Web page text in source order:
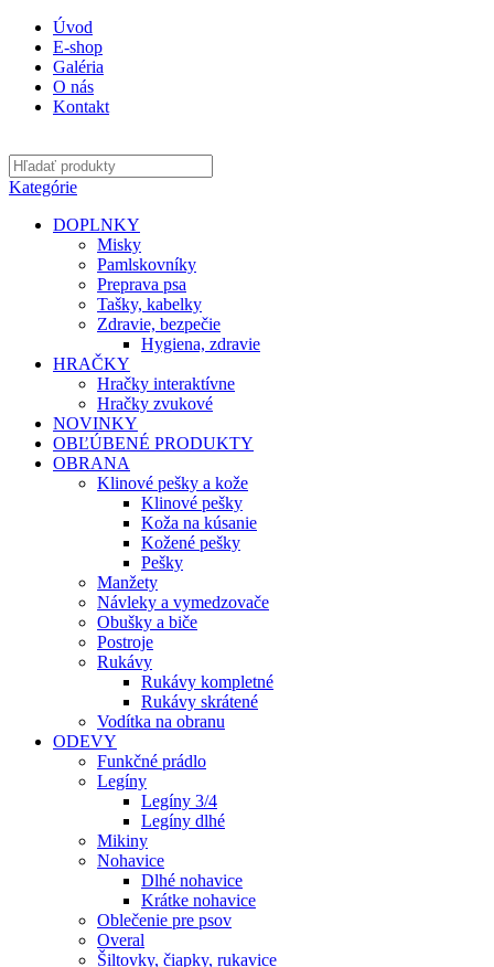
Úvod
E-shop
Galéria
O nás
Kontakt
Kategórie
DOPLNKY
Misky
Pamlskovníky
Preprava psa
Tašky, kabelky
Zdravie, bezpečie
Hygiena, zdravie
HRAČKY
Hračky interaktívne
Hračky zvukové
NOVINKY
OBĽÚBENÉ PRODUKTY
OBRANA
Klinové pešky a kože
Klinové pešky
Koža na kúsanie
Kožené pešky
Pešky
Manžety
Návleky a vymedzovače
Obušky a biče
Postroje
Rukávy
Rukávy kompletné
Rukávy skrátené
Vodítka na obranu
ODEVY
Funkčné prádlo
Legíny
Legíny 3/4
Legíny dlhé
Mikiny
Nohavice
Dlhé nohavice
Krátke nohavice
Oblečenie pre psov
Overal
Šiltovky, čiapky, rukavice